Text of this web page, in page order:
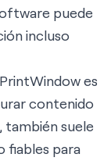
puede
incluso
PrintWindowes
contenido
suele
fiables para